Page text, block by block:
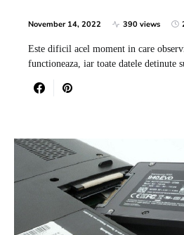
November 14, 2022 390 views
Este dificil acel moment in care
functioneaza, iar toate datele detinute